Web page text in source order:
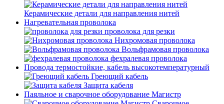
Керамические детали для направления нитей
Нагревательная проволока
проволока для резки
Нихромовая проволока
Вольфрамовая проволока
фехралевая проволока
Провода термостойкие, кабель высокотемпературный
Греющий кабель
Защита кабеля
Паяльное и сварочное оборудование Магистр